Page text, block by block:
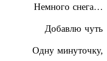
снега…
чуть